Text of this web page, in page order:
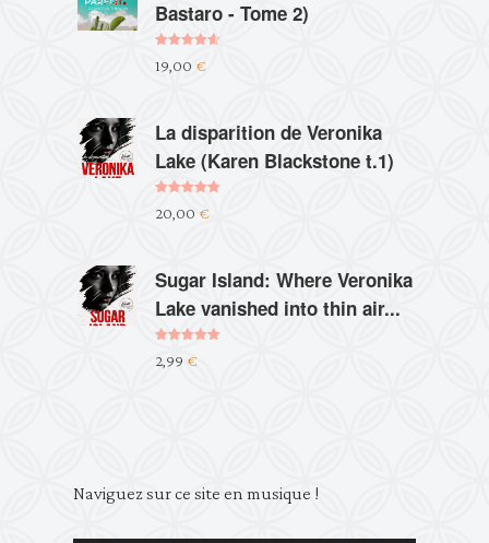
Bastaro - Tome 2)
sur 5
19,00 €
La disparition de Veronika
Lake (Karen Blackstone t.1)
sur 5
20,00 €
Sugar Island: Where Veronika
Lake vanished into thin air...
sur 5
2,99 €
Naviguez sur ce site en musique !